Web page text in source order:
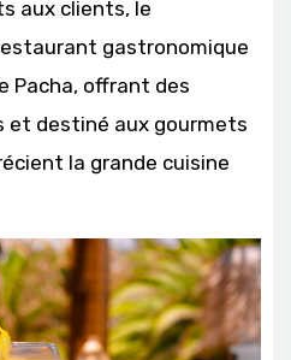
aux clients, le
gastronomique
Pacha, offrant des
et destiné aux gourmets
la grande cuisine